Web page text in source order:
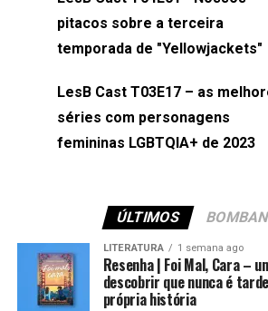
(⁠⁠⁠⁠@brunarfentanes⁠⁠⁠⁠) e Pollyelly
Naiady Machado
pitacos sobre a terceira
temporada de "Yellowjackets"
LesB Cast T03E17 – as
séries com personagens
femininas LGBTQIA+ de 2023
ÚLTIMOS
LITERATURA 1 semana ago
Resenha | Foi Mal, Cara –
descobrir que nunca é
própria história